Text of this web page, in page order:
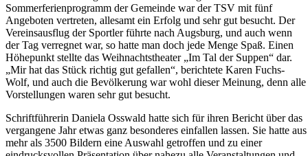
Sommerferienprogramm der Gemeinde war der TSV mit fünf
Angeboten vertreten, allesamt ein Erfolg und sehr gut besucht. Der
Vereinsausflug der Sportler führte nach Augsburg, und auch wenn
der Tag verregnet war, so hatte man doch jede Menge Spaß. Einen
Höhepunkt stellte das Weihnachtstheater „Im Tal der Suppen“ dar.
„Mir hat das Stück richtig gut gefallen“, berichtete Karen Fuchs-
Wolf, und auch die Bevölkerung war wohl dieser Meinung, denn alle
Vorstellungen waren sehr gut besucht.
Schriftführerin Daniela Osswald hatte sich für ihren Bericht über das
vergangene Jahr etwas ganz besonderes einfallen lassen. Sie hatte aus
mehr als 3500 Bildern eine Auswahl getroffen und zu einer